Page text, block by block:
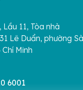
Lầu 11, Tòa nhà
Lê Duẩn, phường
Minh
6001